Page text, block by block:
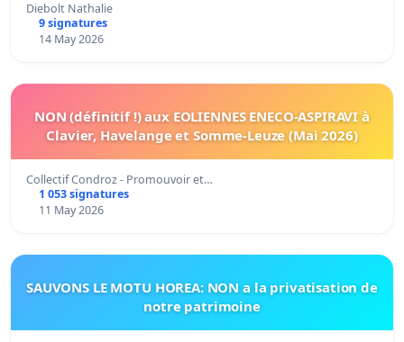
Diebolt Nathalie
9 signatures
14 May 2026
NON (définitif !) aux EOLIENNES ENECO-ASPIRAVI à
Clavier, Havelange et Somme-Leuze (Mai 2026)
Collectif Condroz - Promouvoir et…
1 053 signatures
11 May 2026
SAUVONS LE MOTU HOREA: NON a la privatisation de
notre patrimoine